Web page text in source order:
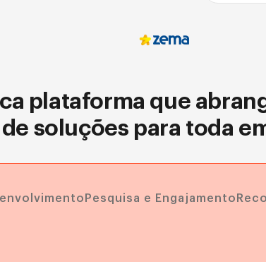
plataforma que
de soluções para toda
Pesquisa e Engajamento